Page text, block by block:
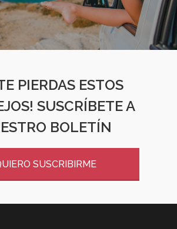
PIERDAS ESTOS
SUSCRÍBETE A
BOLETÍN
SUSCRIBIRME